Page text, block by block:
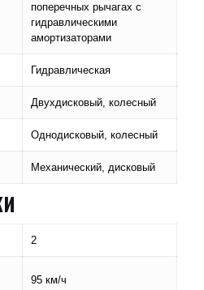
поперечных рычагах с
гидравлическими
амортизаторами
Гидравлическая
Двухдисковый, колесный
Однодисковый, колесный
Механический, дисковый
2
95 км/ч